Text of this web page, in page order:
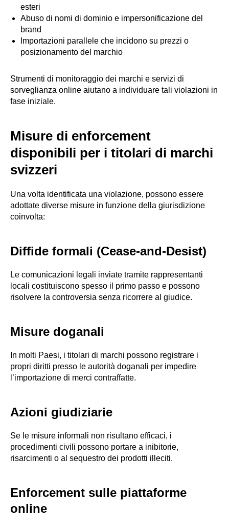
esteri
Abuso di nomi di dominio e impersonificazione del
brand
Importazioni parallele che incidono su prezzi o
posizionamento del marchio
Strumenti di monitoraggio dei marchi e servizi di
sorveglianza online aiutano a individuare tali violazioni in
fase iniziale.
Misure di enforcement
disponibili per i titolari di marchi
svizzeri
Una volta identificata una violazione, possono essere
adottate diverse misure in funzione della giurisdizione
coinvolta:
Diffide formali (Cease-and-Desist)
Le comunicazioni legali inviate tramite rappresentanti
locali costituiscono spesso il primo passo e possono
risolvere la controversia senza ricorrere al giudice.
Misure doganali
In molti Paesi, i titolari di marchi possono registrare i
propri diritti presso le autorità doganali per impedire
l’importazione di merci contraffatte.
Azioni giudiziarie
Se le misure informali non risultano efficaci, i
procedimenti civili possono portare a inibitorie,
risarcimenti o al sequestro dei prodotti illeciti.
Enforcement sulle piattaforme
online